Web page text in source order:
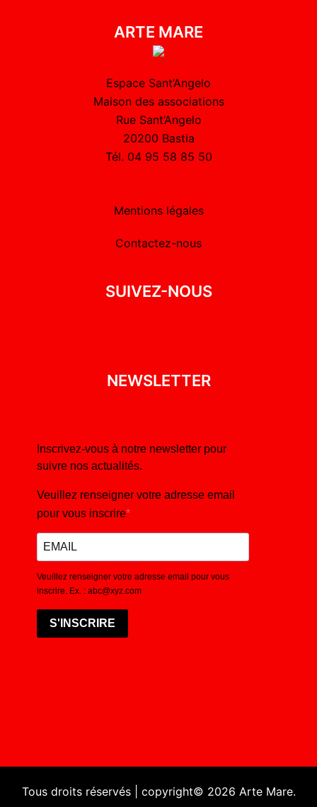
ARTE MARE
Espace Sant’Angelo
Maison des associations
Rue Sant’Angelo
20200 Bastia
Tél. 04 95 58 85 50
Mentions légales
Contactez-nous
SUIVEZ-NOUS
NEWSLETTER
Inscrivez-vous à notre newsletter pour
suivre nos actualités.
Veuillez renseigner votre adresse email
pour vous inscrire
Veuillez renseigner votre adresse email pour vous
inscrire. Ex. : abc@xyz.com
S'INSCRIRE
Tous droits réservés | copyright© 2026 Arte Mare.